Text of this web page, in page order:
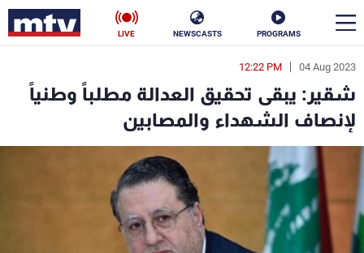
PROGRAMS
NEWSCASTS
LIVE
04 Aug 2023
12:22 PM
شقير: يبقى تحقيق العدالة مطلباً وطنياً
لإنصاف الشهداء والمصابين
en
الأخبار
سياسة ناس
فن
منوعات رياضة